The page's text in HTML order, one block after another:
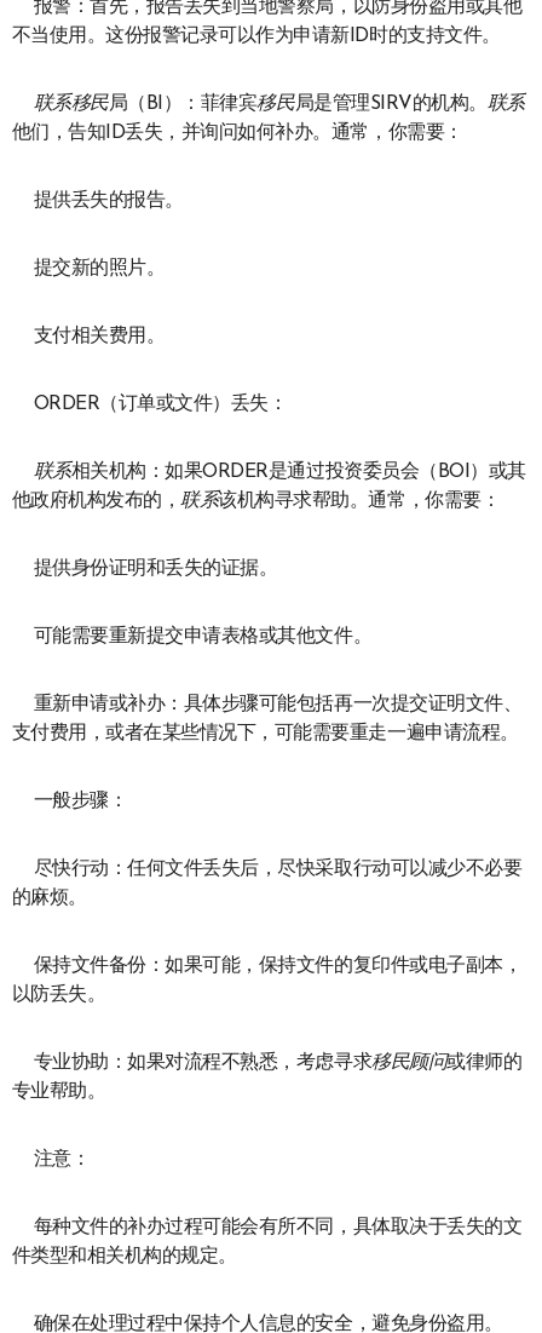
报警：首先，报告丢失到当地警察局，以防身份盗用或其他
不当使用。这份报警记录可以作为申请新ID时的支持文件。
联系移民局（BI）：菲律宾移民局是管理SIRV的机构。 联系
他们，告知ID丢失，并询问如何补办。通常，你需要：
提供丢失的报告。
提交新的照片。
支付相关费用。
ORDER（订单或文件）丢失：
联系相关机构：如果ORDER是通过投资委员会（BOI）或其
他政府机构发布的，联系该机构寻求帮助。通常，你需要：
提供身份证明和丢失的证据。
可能需要重新提交申请表格或其他文件。
重新申请或补办：具体步骤可能包括再一次提交证明文件、
支付费用，或者在某些情况下，可能需要重走一遍申请流程。
一般步骤：
尽快行动：任何文件丢失后，尽快采取行动可以减少不必要
的麻烦。
保持文件备份：如果可能，保持文件的复印件或电子副本，
以防丢失。
专业协助：如果对流程不熟悉，考虑寻求移民顾问或律师的
专业帮助。
注意：
每种文件的补办过程可能会有所不同，具体取决于丢失的文
件类型和相关机构的规定。
确保在处理过程中保持个人信息的安全，避免身份盗用。